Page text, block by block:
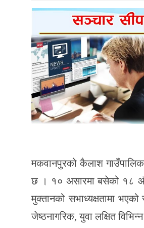
मकवानपुरको कैलाश
छ । १० असारमा बसेको १८ औं
मुक्तानको सभाध्यक्षतामा भएको
जेष्ठनागरिक, युवा लक्षित